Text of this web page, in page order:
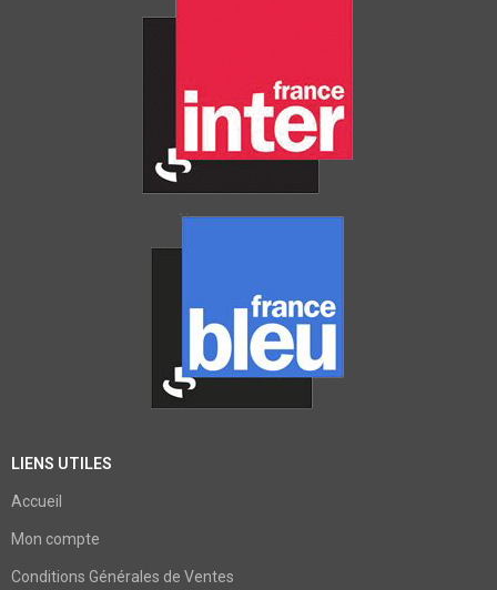
LIENS UTILES
Accueil
Mon compte
Conditions Générales de Ventes